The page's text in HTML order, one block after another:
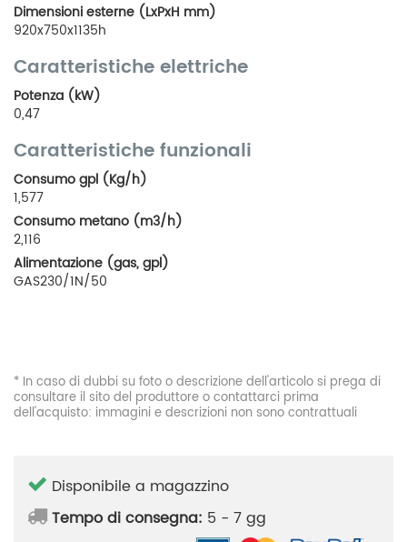
Dimensioni esterne (LxPxH mm)
920x750x1135h
Caratteristiche elettriche
Potenza (kW)
0,47
Caratteristiche funzionali
Consumo gpl (Kg/h)
1,577
Consumo metano (m3/h)
2,116
Alimentazione (gas, gpl)
GAS230/1N/50
* In caso di dubbi su foto o descrizione dell'articolo si prega di
consultare il sito del produttore o contattarci prima
dell'acquisto: immagini e descrizioni non sono contrattuali
Disponibile a magazzino
Tempo di consegna: 5 - 7 gg